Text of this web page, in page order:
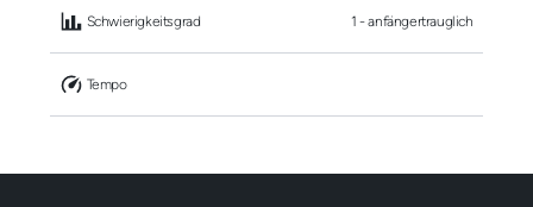
Schwierigkeitsgrad 1 - anfängertrauglich
Tempo